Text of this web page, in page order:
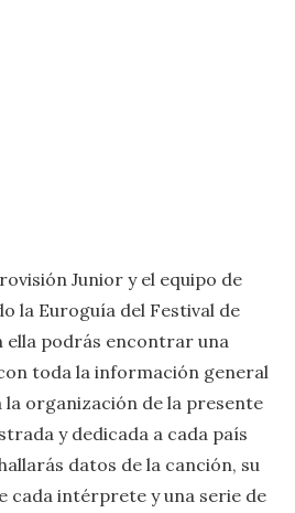
Junior y el equipo de
la Euroguía del Festival de
ella podrás encontrar una
toda la información general
organización de la presente
y dedicada a cada país
datos de la canción, su
cada intérprete y una serie de